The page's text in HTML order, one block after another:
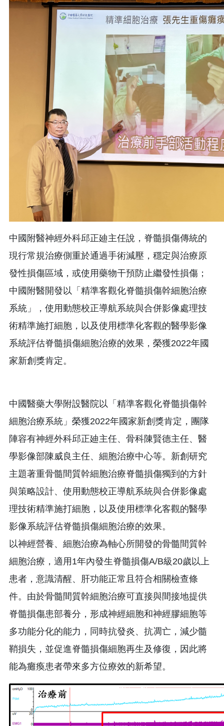
中國附醫神經外科邱正廸主任說，脊髓損傷傳統的
現行常規治療側重於通過手術減壓，穩定與治療原
發性損傷區域，或使用藥物干預防止繼發性損傷；
中國附醫開發以「精準客觀化脊髓損傷幹細胞治療
系統」，使用動態校正導航系統與合併影像處理技
術精準施打細胞，以及使用標準化客觀的醫學影像
系統評估脊髓損傷細胞治療的效果，榮獲2022年國
家新創獎肯定。
中國醫藥大學附設醫院以「精準客觀化脊髓損傷幹
細胞治療系統」榮獲2022年國家新創獎肯定，團隊
陣容有神經外科邱正廸主任、骨科陳賢德主任、醫
學影像部陳威良主任、細胞治療中心等。新創研究
主題著重骨髓間質幹細胞治療脊髓損傷獨到的方針
與策略設計、使用動態校正導航系統與合併影像處
理技術精準施打細胞，以及使用標準化客觀的醫學
影像系統評估脊髓損傷細胞治療的效果。
以神經營養、細胞治療為軸心所開發的骨髓間質幹
細胞治療，適用1年內發生脊髓損傷A/B級20歲以上
患者，意識清醒、肝功能正常且符合相關檢查條
件。由於骨髓間質幹細胞治療可直接與間接地提供
脊髓損傷患部養分，形成神經細胞和神經膠細胞等
多功能分化的能力，同時抗發炎、抗凋亡，減少髓
鞘損失，並促進脊髓損傷細胞再生及修復，因此將
能為癱瘓患者帶來多方位療效的新希望。